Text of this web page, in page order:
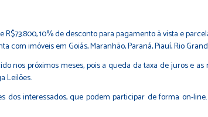
10% de desconto para pagamento à vista e
imóveis em Goiás, Maranhão, Paraná, Piauí, Rio
nos próximos meses, pois a queda da taxa de juros e
Leilões.
interessados, que podem participar de forma on-